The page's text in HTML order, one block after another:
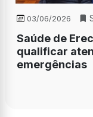
03/06/2026
Saúde de
qualificar
emergências